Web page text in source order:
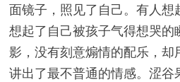
面镜子，照见了自己。有人想
想起了自己被孩子气得想哭的
影，没有刻意煽情的配乐，却
讲出了最不普通的情感。涩谷